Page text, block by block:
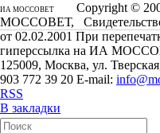
ИА МОССОВЕТ
Copyright ©
МОССОВЕТ,
от 02.02.2001 При
гиперссылка на ИА
125009, Москва, ул.
903 772 39 20 E-mail:
RSS
В закладки